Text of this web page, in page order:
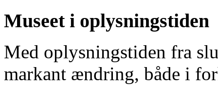
Museet i oplysningstiden
Med oplysningstiden fra
markant ændring, både i